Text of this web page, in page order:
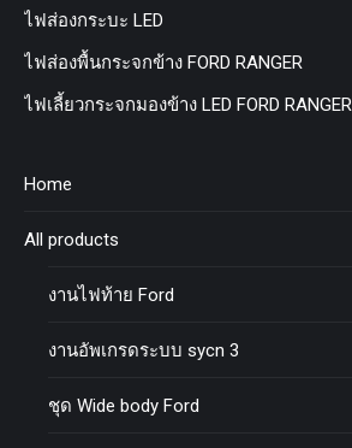
ไฟส่องกระบะ LED
ไฟส่องพื้นกระจกข้าง FORD RANGER
ไฟเลี้ยวกระจกมองข้าง LED FORD RANGER
Home
All products
งานไฟท้าย Ford
งานอัพเกรดระบบ sycn 3
ชุด Wide body Ford